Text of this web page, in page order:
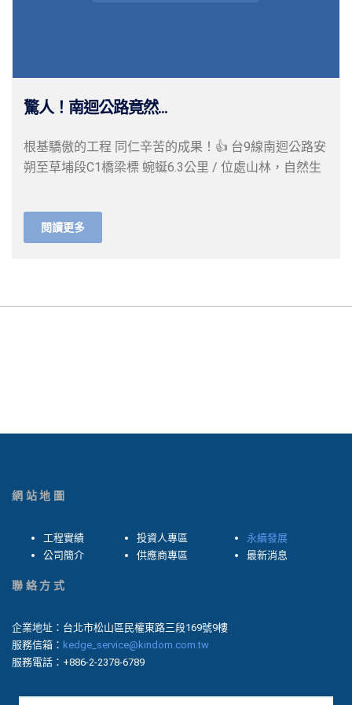
驚人！南迴公路竟然...
根基驕傲的工程 同仁辛苦的成果！👍 台9線南迴公路安
朔至草埔段C1橋梁標 蜿蜒6.3公里 / 位處山林，自然生
閱讀更多
網站地圖
工程實績
公司簡介
投資人專區
供應商專區
永續發展
最新消息
聯絡方式
企業地址：台北市松山區民權東路三段169號9樓
服務信箱： kedge_service@kindom.com.tw
服務電話：+886-2-2378-6789